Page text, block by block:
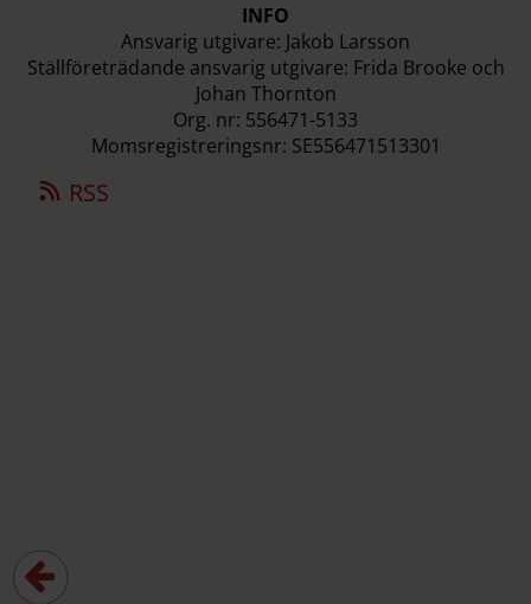
INFO
Ansvarig utgivare: Jakob Larsson
Ställföreträdande ansvarig utgivare: Frida Brooke och
Johan Thornton
Org. nr: 556471-5133
Momsregistreringsnr: SE556471513301
RSS